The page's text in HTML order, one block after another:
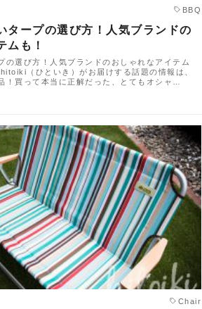
BBQ
タープの選び方！人気ブランドの
ムも！
の選び方！人気ブランドのおしゃれなアイテム
（ひといき）がお届けする話題の情報は、
！買って本当に正解だった、とてもオシャ…
Chair